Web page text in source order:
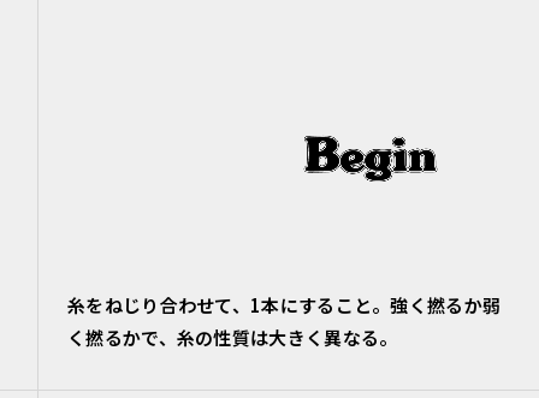
糸をねじり合わせて、1本にすること。強く撚るか弱
く撚るかで、糸の性質は大きく異なる。